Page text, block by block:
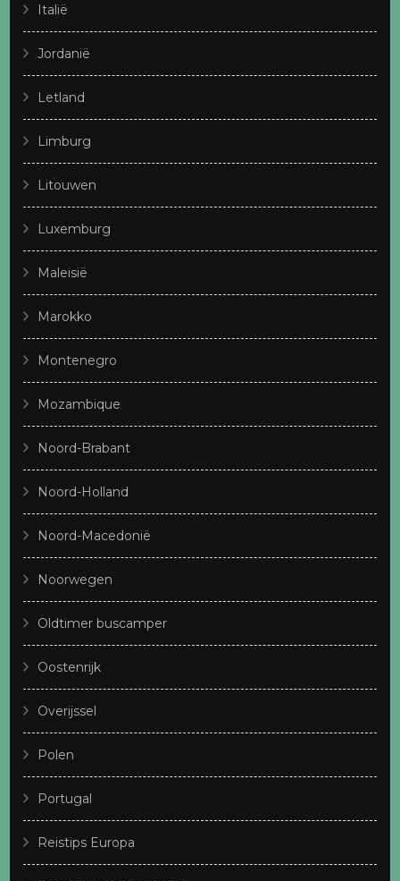
Italië
Jordanië
Letland
Limburg
Litouwen
Luxemburg
Maleisië
Marokko
Montenegro
Mozambique
Noord-Brabant
Noord-Holland
Noord-Macedonië
Noorwegen
Oldtimer buscamper
Oostenrijk
Overijssel
Polen
Portugal
Reistips Europa